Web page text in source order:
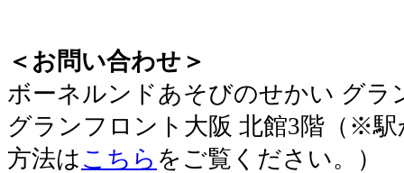
＜お問い合わせ＞
ボーネルンドあそびのせかい グラ
グランフロント大阪 北館3階（※
方法は こちら をご覧ください。）